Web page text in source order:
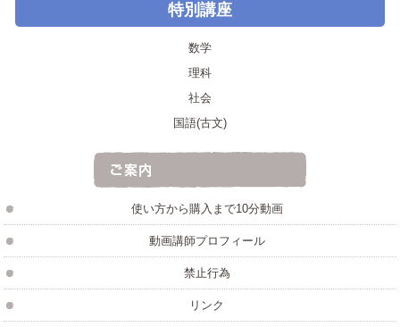
特別講座
数学
理科
社会
国語(古文)
使い方から購入まで10分動画
動画講師プロフィール
禁止行為
リンク